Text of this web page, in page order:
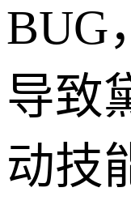
BUG
导致
动技